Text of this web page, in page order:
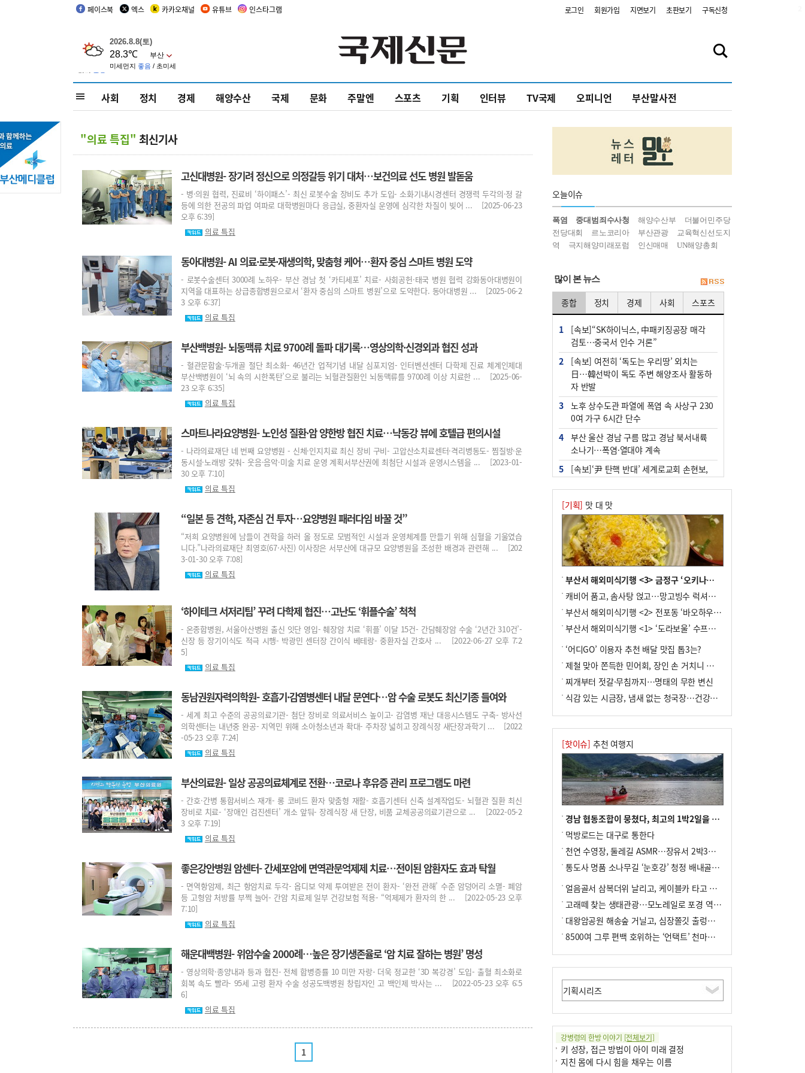
페이스북 엑스 카카오채널 유튜브 인스타그램 로그인 회원가입 지면보기 초판보기 구독신청
사회 정치 경제 해양수산 국제 문화 주말엔 스포츠 기획 인터뷰 TV국제 오피니언 부산말사전
"의료 특집" 최신기사
고신대병원- 장기려 정신으로 의정갈등 위기 대처…보건의료 선도 병원 발돋움
- 병·의원 협력, 진료비 ‘하이패스’- 최신 로봇수술 장비도 추가 도입- 소화기내시경센터 경쟁력 두각의·정 갈
등에 의한 전공의 파업 여파로 대학병원마다 응급실, 중환자실 운영에 심각한 차질이 빚어 ... [2025-06-23
오후 6:39]
의료 특집
동아대병원- AI 의료·로봇·재생의학, 맞춤형 케어…환자 중심 스마트 병원 도약
- 로봇수술센터 3000례 노하우- 부산 경남 첫 ‘카티세포’ 치료- 사회공헌·태국 병원 협력 강화동아대병원이
지역을 대표하는 상급종합병원으로서 ‘환자 중심의 스마트 병원’으로 도약한다. 동아대병원 ... [2025-06-2
3 오후 6:37]
의료 특집
부산백병원- 뇌동맥류 치료 9700례 돌파 대기록…영상의학·신경외과 협진 성과
- 혈관문합술·두개골 절단 최소화- 46년간 업적기념 내달 심포지엄- 인터벤션센터 다학제 진료 체계인제대
부산백병원이 ‘뇌 속의 시한폭탄’으로 불리는 뇌혈관질환인 뇌동맥류를 9700례 이상 치료한 ... [2025-06-
23 오후 6:35]
의료 특집
스마트나라요양병원- 노인성 질환·암 양한방 협진 치료…낙동강 뷰에 호텔급 편의시설
- 나라의료재단 네 번째 요양병원 - 신체·인지치료 최신 장비 구비- 고압산소치료센터·격리병동도- 찜질방·운
동시설·노래방 갖춰- 웃음·음악·미술 치료 운영 계획서부산권에 최첨단 시설과 운영시스템을 ... [2023-01-
30 오후 7:10]
의료 특집
“일본 등 견학, 자존심 건 투자…요양병원 패러다임 바꿀 것”
“저희 요양병원에 남들이 견학을 하러 올 정도로 모범적인 시설과 운영체계를 만들기 위해 심혈을 기울였습
니다.”나라의료재단 최영호(67·사진) 이사장은 서부산에 대규모 요양병원을 조성한 배경과 관련해 ... [202
3-01-30 오후 7:08]
의료 특집
‘하이테크 서저리팀’ 꾸려 다학제 협진…고난도 ‘휘플수술’ 척척
- 온종합병원, 서울아산병원 출신 잇단 영입- 췌장암 치료 ‘휘플’ 이달 15건- 간담췌장암 수술 ‘2년간 310건’-
신장 등 장기이식도 적극 시행- 박광민 센터장 간이식 베테랑- 중환자실 간호사 ... [2022-06-27 오후 7:2
5]
의료 특집
동남권원자력의학원- 호흡기·감염병센터 내달 문연다…암 수술 로봇도 최신기종 들여와
- 세계 최고 수준의 공공의료기관- 첨단 장비로 의료서비스 높이고- 감염병 재난 대응시스템도 구축- 방사선
의학센터는 내년중 완공- 지역민 위해 소아청소년과 확대- 주차장 넓히고 장례식장 새단장과학기 ... [2022
-05-23 오후 7:24]
의료 특집
부산의료원- 일상 공공의료체계로 전환…코로나 후유증 관리 프로그램도 마련
- 간호·간병 통합서비스 재개- 롱 코비드 환자 맞춤형 재활- 호흡기센터 신축 설계작업도- 뇌혈관 질환 최신
장비로 치료- ‘장애인 검진센터’ 개소 앞둬- 장례식장 새 단장, 비품 교체공공의료기관으로 ... [2022-05-2
3 오후 7:19]
의료 특집
좋은강안병원 암센터- 간세포암에 면역관문억제제 치료…전이된 암환자도 효과 탁월
- 면역항암제, 최근 항암치료 두각- 옵디보 약제 투여받은 전이 환자- ‘완전 관해’ 수준 암덩어리 소멸- 폐암
등 고형암 처방률 부쩍 늘어- 간암 치료제 일부 건강보험 적용- “억제제가 환자의 한 ... [2022-05-23 오후
7:10]
의료 특집
해운대백병원- 위암수술 2000례…높은 장기생존율로 ‘암 치료 잘하는 병원’ 명성
- 영상의학·종양내과 등과 협진- 전체 합병증률 10 미만 자랑- 더욱 정교한 ‘3D 복강경’ 도입- 출혈 최소화로
회복 속도 빨라- 95세 고령 환자 수술 성공도백병원 창립자인 고 백인제 박사는 ... [2022-05-23 오후 6:5
6]
의료 특집
1
오늘이슈
폭염 중대범죄수사청 해양수산부
더불어민주당
전당대회
르노코리아 부산관광
교육혁신선도지
역
극지해양미래포럼 인신매매 UN해양총회
많이 본 뉴스
종합 정치 경제 사회 스포츠
1
[속보]“SK하이닉스, 中패키징공장 매각
검토…중국서 인수 거론”
2
[속보] 여전히 ‘독도는 우리땅’ 외치는
日…韓선박이 독도 주변 해양조사 활동하
자 반발
3
노후 상수도관 파열에 폭염 속 사상구 230
0여 가구 6시간 단수
4
부산 울산 경남 구름 많고 경남 북서내륙
소나기…폭염·열대야 계속
5
[속보]‘尹 탄핵 반대’ 세계로교회 손현보,
6
‘탄약 부족 사태’ 보도에 격노한 트럼프…
군사기밀 유출자 색출 지시
7
부산 주유소 휘발유 평균가 ℓ당 1849원…
전주보다 3원 ↓
8
[속보] ‘심판 성접대’ 논란 축구협회 공식
사과…“현재는 부적절 행위 없어”
9
서울 중랑구서 흉기 난동…60대 남성 2명
사망
10 "올해 코스피 사이드카 43회 중 25회는 삼
[기획] 맛 대 맛
부산서 해외미식기행 <3> 금정구 ‘오키나와키친’
캐비어 품고, 솜사탕 얹고…망고빙수 럭셔리한 진화
부산서 해외미식기행 <2> 전포동 ‘바오하우스’
부산서 해외미식기행 <1> ‘도라보울’ 수프카레
‘어디GO’ 이용자 추천 배달 맛집 톱3는?
제철 맞아 쫀득한 민어회, 장인 손 거치니 味친 한상
찌개부터 젓갈·무침까지…명태의 무한 변신
식감 있는 시금장, 냄새 없는 청국장…건강한 발효 밥상
[핫이슈] 추천 여행지
경남 협동조합이 뭉쳤다, 최고의 1박2일을 위해
먹방로드는 대구로 통한다
천연 수영장, 둘레길 ASMR…장유서 2박3일 소확행
통도사 명품 소나무길 ‘눈호강’ 청정 배내골서 더위 싹
얼음골서 삼복더위 날리고, 케이블카 타고 신선놀음
고래떼 찾는 생태관광…모노레일로 포경 역사여행
대왕암공원 해송숲 거닐고, 심장쫄깃 출렁다리 건너봐
8500여 그루 편백 호위하는 ‘언택트’ 천마산 산림욕장
강병령의 한방 이야기 [전체보기]
키 성장, 접근 방법이 아이 미래 결정
지친 몸에 다시 힘을 채우는 이름